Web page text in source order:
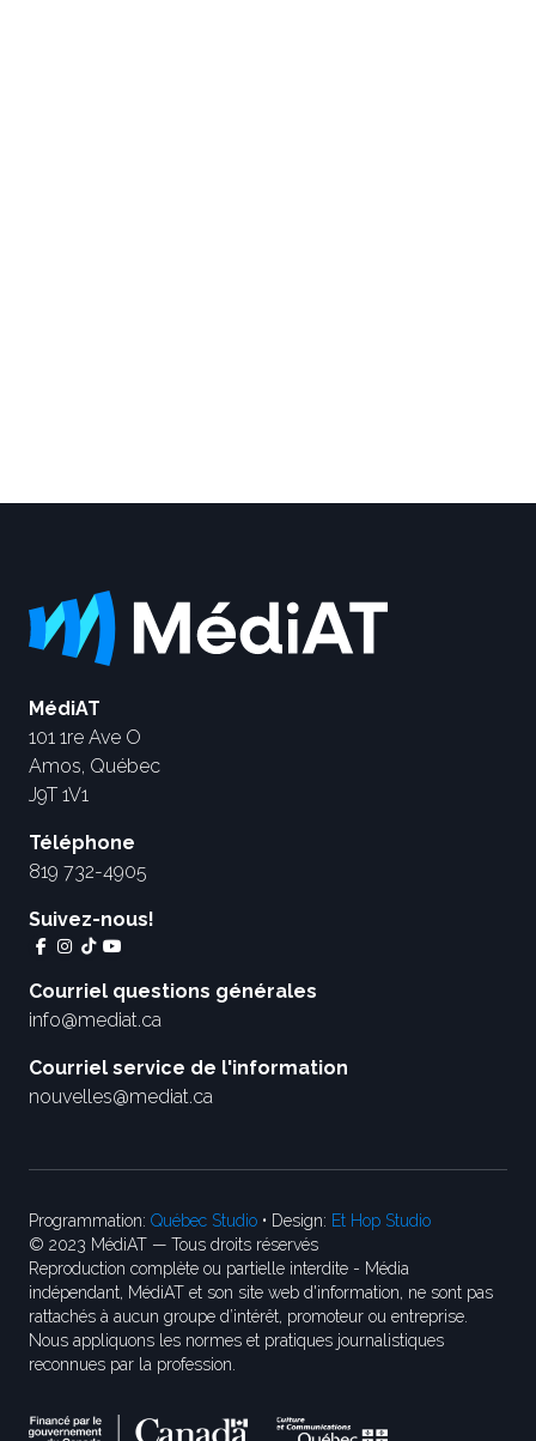
MédiAT
101 1re Ave O
Amos, Québec
J9T 1V1
Téléphone
819 732-4905
Suivez-nous!
Courriel questions générales
info@mediat.ca
Courriel service de l'information
nouvelles@mediat.ca
Programmation: Québec Studio • Design: Et Hop Studio
© 2023 MédiAT — Tous droits réservés
Reproduction complète ou partielle interdite - Média
indépendant, MédiAT et son site web d'information, ne sont pas
rattachés à aucun groupe d’intérêt, promoteur ou entreprise.
Nous appliquons les normes et pratiques journalistiques
reconnues par la profession.